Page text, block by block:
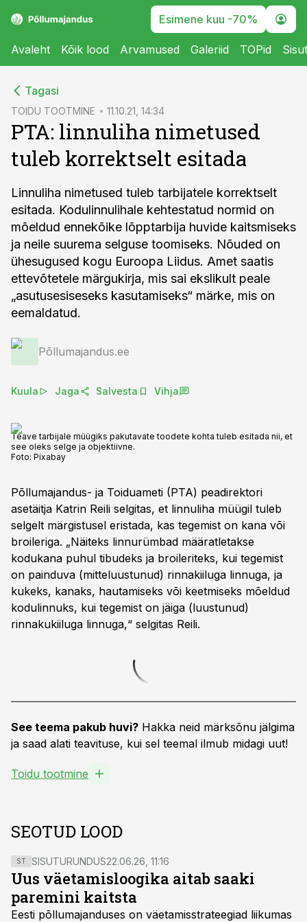
Esimene kuu -70%
Avaleht Kõik lood Arvamused Galeriid TOPid
Tagasi
TOIDU TOOTMINE 11.10.21, 14:34
PTA: linnuliha nimetused
tuleb korrektselt esitada
Linnuliha nimetused tuleb tarbijatele korrektselt
esitada. Kodulinnulihale kehtestatud normid on
mõeldud ennekõike lõpptarbija huvide kaitsmiseks
ja neile suurema selguse toomiseks. Nõuded on
ühesugused kogu Euroopa Liidus. Amet saatis
ettevõtetele märgukirja, mis sai ekslikult peale
„asutusesiseseks kasutamiseks“ märke, mis on
eemaldatud.
Põllumajandus.ee
Kuula Jaga Salvesta Vihja
Teave tarbijale müügiks pakutavate toodete kohta tuleb esitada nii, et
see oleks selge ja objektiivne.
Foto: Pixabay
Põllumajandus- ja Toiduameti (PTA) peadirektori
asetäitja Katrin Reili selgitas, et linnuliha müügil tuleb
selgelt märgistusel eristada, kas tegemist on kana või
broileriga. „Näiteks linnurümbad määratletakse
kodukana puhul tibudeks ja broileriteks, kui tegemist
on painduva (mitteluustunud) rinnakiiluga linnuga, ja
kukeks, kanaks, hautamiseks või keetmiseks mõeldud
kodulinnuks, kui tegemist on jäiga (luustunud)
rinnakukiiluga linnuga,“ selgitas Reili.
See teema pakub huvi? Hakka neid märksõnu jälgima
ja saad alati teavituse, kui sel teemal ilmub midagi uut!
Toidu tootmine
SEOTUD LOOD
ST SISUTURUNDUS22.06.26, 11:16
Uus väetamisloogika aitab saaki
paremini kaitsta
Eesti põllumajanduses on väetamisstrateegiad liikumas